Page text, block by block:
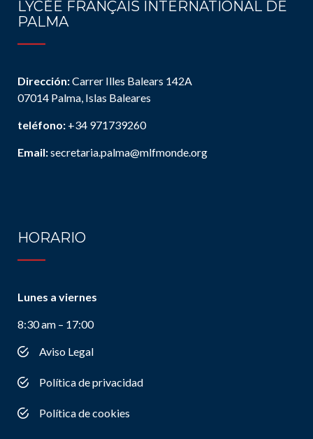
LYCÉE FRANÇAIS INTERNATIONAL DE
PALMA
Dirección:Carrer Illes Balears 142A
07014 Palma, Islas Baleares
teléfono: +34 971739260
Email:secretaria.palma@mlfmonde.org
HORARIO
Lunes a viernes
8:30 am – 17:00
Aviso Legal
Política de privacidad
Política de cookies